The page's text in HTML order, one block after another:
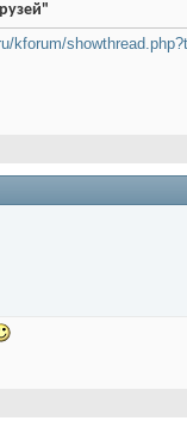
kforum/